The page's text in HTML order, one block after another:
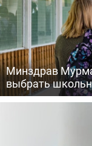
Минздрав
выбрать